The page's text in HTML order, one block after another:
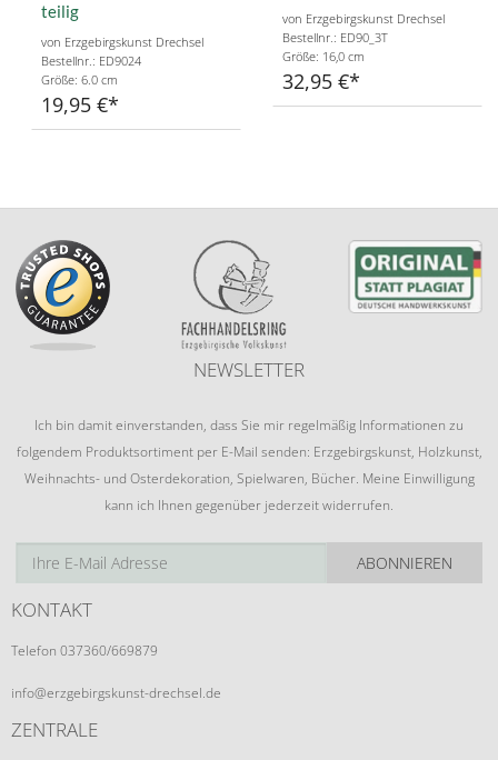
teilig
von Erzgebirgskunst Drechsel
Bestellnr.: ED9024
Größe: 6.0 cm
19,95 €
von Erzgebirgskunst Drechsel
Bestellnr.: ED90_3T
Größe: 16,0 cm
32,95 €
NEWSLETTER
Ich bin damit einverstanden, dass Sie mir regelmäßig Informationen zu
folgendem Produktsortiment per E-Mail senden: Erzgebirgskunst, Holzkunst,
Weihnachts- und Osterdekoration, Spielwaren, Bücher. Meine Einwilligung
kann ich Ihnen gegenüber jederzeit widerrufen.
ABONNIEREN
KONTAKT
Telefon 037360/669879
info@erzgebirgskunst-drechsel.de
ZENTRALE